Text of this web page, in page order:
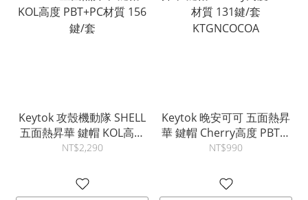
Keytok 攻殼機動隊 SHELL
五面熱昇華 鍵帽 KOL高度
PBT+PC材質 156鍵/套
NT$2,290
Keytok 晚安可可 五面熱昇
華 鍵帽 Cherry高度 PBT材
質 131鍵/套 KTGNCOCOA
NT$990